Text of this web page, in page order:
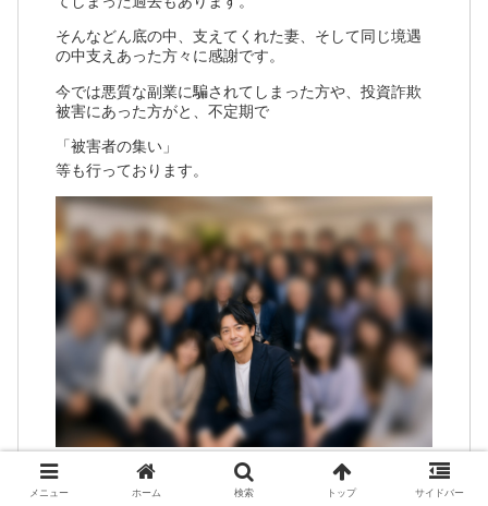
そんなどん底の中、支えてくれた妻、そして同じ境遇
の中支えあった方々に感謝です。
今では悪質な副業に騙されてしまった方や、投資詐欺
被害にあった方がと、不定期で
「被害者の集い」
等も行っております。
騙される前の「確認」としてで構いませんので、少し
でも悩んだ時はお気軽にLINEでご連絡ください。
メニュー ホーム 検索 トップ サイドバー